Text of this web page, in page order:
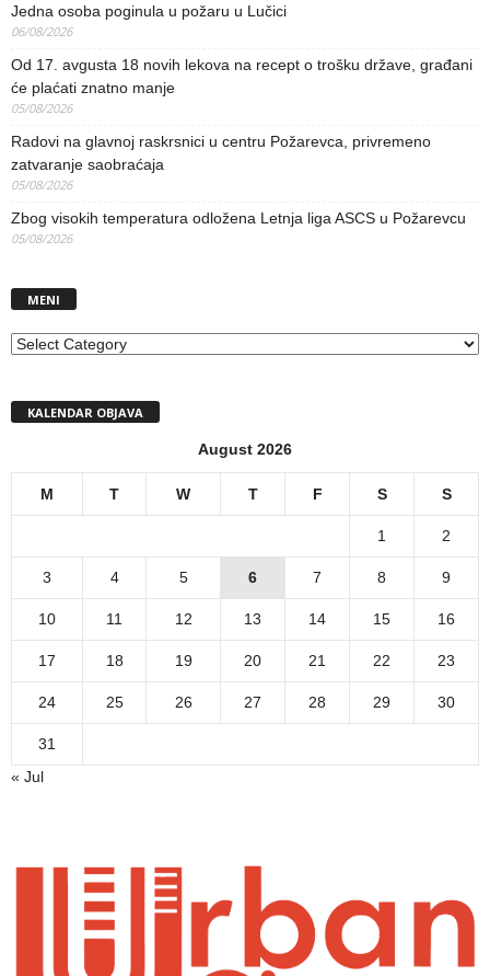
Jedna osoba poginula u požaru u Lučici
06/08/2026
Od 17. avgusta 18 novih lekova na recept o trošku države, građani
će plaćati znatno manje
05/08/2026
Radovi na glavnoj raskrsnici u centru Požarevca, privremeno
zatvaranje saobraćaja
05/08/2026
Zbog visokih temperatura odložena Letnja liga ASCS u Požarevcu
05/08/2026
MENI
MENI
KALENDAR OBJAVA
August 2026
M T W T F S S
1 2
3 4 5 6 7 8 9
10 11 12 13 14 15 16
17 18 19 20 21 22 23
24 25 26 27 28 29 30
31
« Jul